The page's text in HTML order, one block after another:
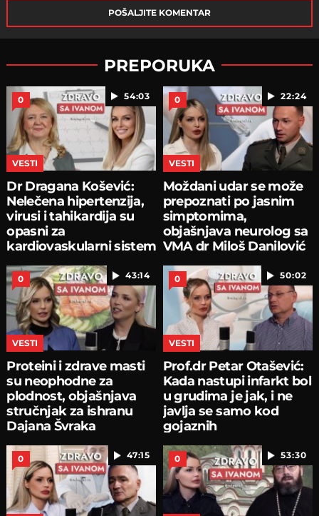
POŠALJITE KOMENTAR
PREPORUKA
54:03
0
VESTI
Dr Dragana Košević:
Nelečena hipertenzija,
virusi i tahikardija su
opasni za
kardiovaskularni sistem
22:24
0
VESTI
Moždani udar se može
prepoznati po jasnim
simptomima,
objašnjava neurolog sa
VMA dr Miloš Danilović
43:14
0
VESTI
Proteini i zdrave masti
su neophodne za
plodnost, objašnjava
stručnjak za ishranu
Dajana Švraka
50:02
0
VESTI
Prof.dr Petar Otašević:
Kada nastupi infarkt bol
u grudima je jak, i ne
javlja se samo kod
gojaznih
47:15
0 53:30
0